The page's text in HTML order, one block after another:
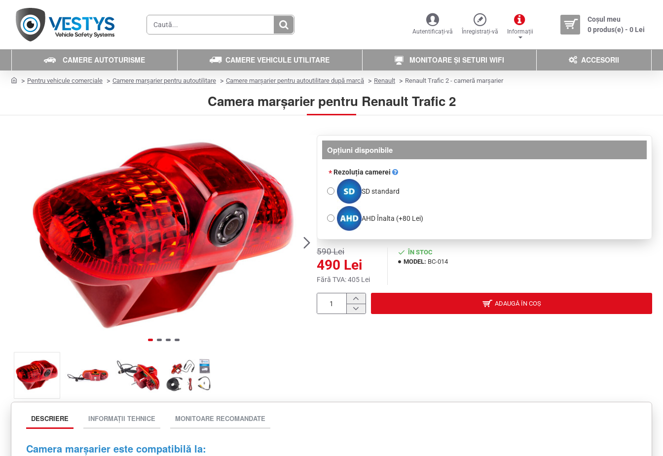
Caută... Autentificați-vă Înregistrați-vă Informații
Coșul meu
0 produs(e) - 0 Lei
CAMERE AUTOTURISME CAMERE VEHICULE UTILITARE MONITOARE ȘI SETURI WIFI ACCESORII
Camera marșarier pentru Renault Trafic 2
homePentru vehicule comerciale Camere marșarier pentru autoutilitare Camere marșarier pentru autoutilitare după marcă Renault Renault Trafic 2 - cameră marșarier
490 Lei
590 Lei
Fără TVA: 405 Lei
ÎN STOC
MODEL: BC-014
Opţiuni disponibile
Rezoluția camerei
SD standard
AHD Înalta (+80 Lei)
ADAUGĂ ÎN COȘ
DESCRIERE INFORMAȚII TEHNICE MONITOARE RECOMANDATE
Camera marșarier este compatibilă la: